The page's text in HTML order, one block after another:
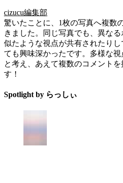
cizucu編集部
驚いたことに、1枚の写真へ複数
きました。同じ写真でも、異なる
似たような視点が共有されたり
ても興味深かったです。多様な
と考え、あえて複数のコメント
す！
Spotlight by らっしぃ